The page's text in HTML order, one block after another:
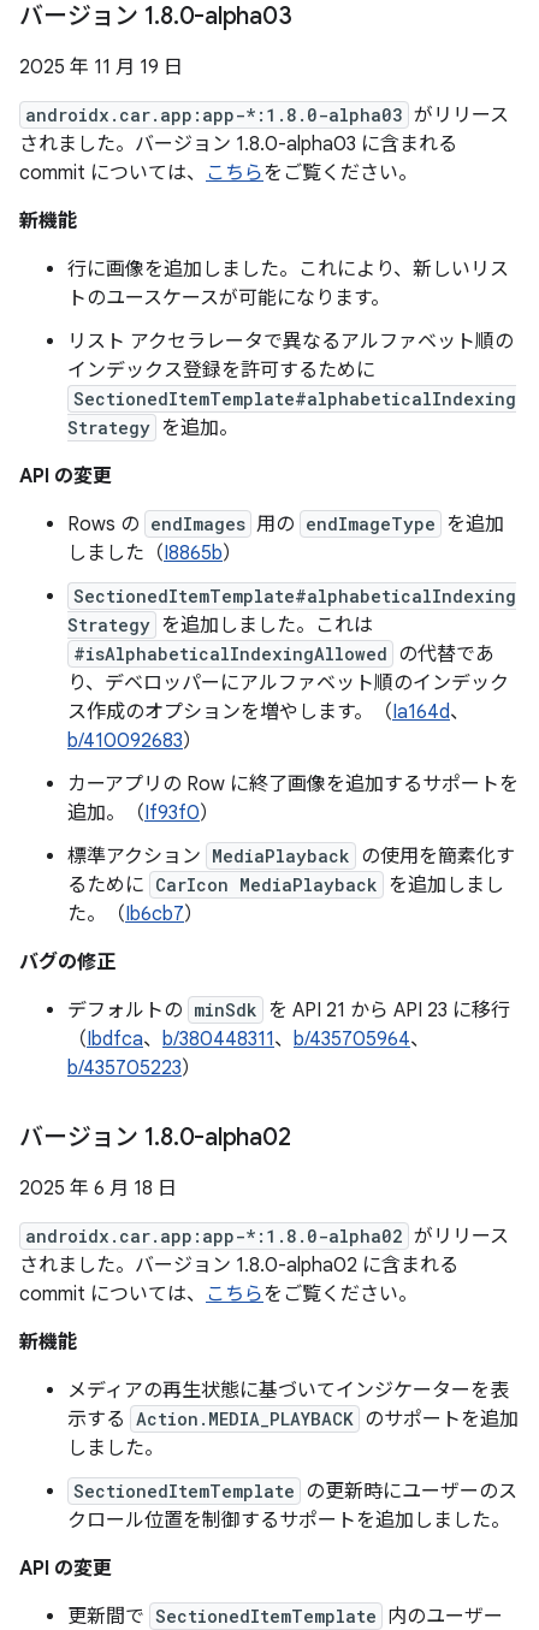
バージョン 1.8.0-alpha03
2025 年 11 月 19 日
androidx.car.app:app-*:1.8.0-alpha03 がリリース
されました。バージョン 1.8.0-alpha03 に含まれる
commit については、 こちらをご覧ください。
新機能
行に画像を追加しました。これにより、新しいリス
トのユースケースが可能になります。
リスト アクセラレータで異なるアルファベット順の
インデックス登録を許可するために
SectionedItemTemplate#alphabeticalIndexing
Strategy を追加。
API の変更
Rows の endImages 用の endImageType を追加
しました（I8865b）
SectionedItemTemplate#alphabeticalIndexing
Strategy を追加しました。これは
#isAlphabeticalIndexingAllowed の代替であ
り、デベロッパーにアルファベット順のインデック
ス作成のオプションを増やします。（Ia164d、
b/410092683）
カーアプリの Row に終了画像を追加するサポートを
追加。（If93f0）
標準アクション MediaPlayback の使用を簡素化す
るために CarIcon MediaPlayback を追加しまし
た。（Ib6cb7）
バグの修正
デフォルトの minSdk を API 21 から API 23 に移行
（Ibdfca、 b/380448311、 b/435705964、
b/435705223）
バージョン 1.8.0-alpha02
2025 年 6 月 18 日
androidx.car.app:app-*:1.8.0-alpha02 がリリース
されました。バージョン 1.8.0-alpha02 に含まれる
commit については、 こちらをご覧ください。
新機能
メディアの再生状態に基づいてインジケーターを表
示する Action.MEDIA_PLAYBACK のサポートを追加
しました。
SectionedItemTemplate の更新時にユーザーのス
クロール位置を制御するサポートを追加しました。
API の変更
更新間で SectionedItemTemplate 内のユーザー